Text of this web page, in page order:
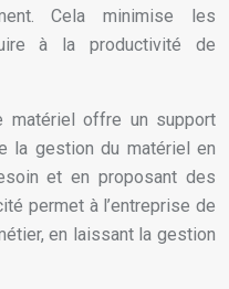
Cela minimise les
à la productivité de
matériel offre un support
la gestion du matériel en
et en proposant des
permet à l’entreprise de
en laissant la gestion